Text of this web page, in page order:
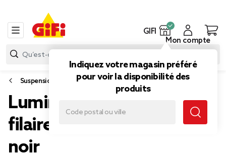
GIFI
Indiquez votre magasin préféré
pour voir la disponibilité des
produits
Mon compte
Suspension luminaire
Luminaire à suspension
filaire 1 ampoule métal
noir